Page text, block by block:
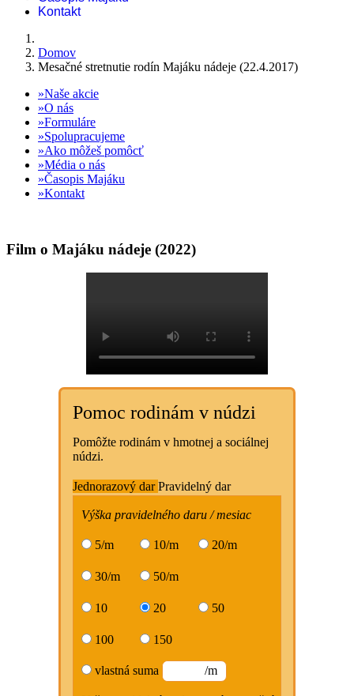
Kontakt
Domov
Mesačné stretnutie rodín Majáku nádeje (22.4.2017)
Naše akcie
O nás
Formuláre
Spolupracujeme
Ako môžeš pomôcť
Média o nás
Časopis Majáku
Kontakt
Film o Majáku nádeje (2022)